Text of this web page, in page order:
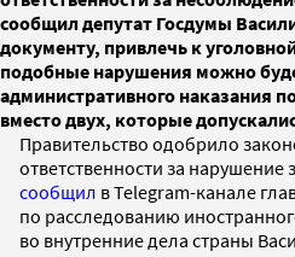
сообщил депутат Госдумы
документу, привлечь к
подобные нарушения можно
административного наказания
вместо двух, которые
Правительство одобрило
ответственности за нарушение
сообщил в Telegram-канале
по расследованию
во внутренние дела страны